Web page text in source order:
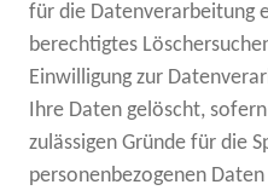
für die Datenverarbeitung
berechtigtes
Einwilligung zur
Ihre Daten gelöscht,
zulässigen Gründe für die
personenbezogenen